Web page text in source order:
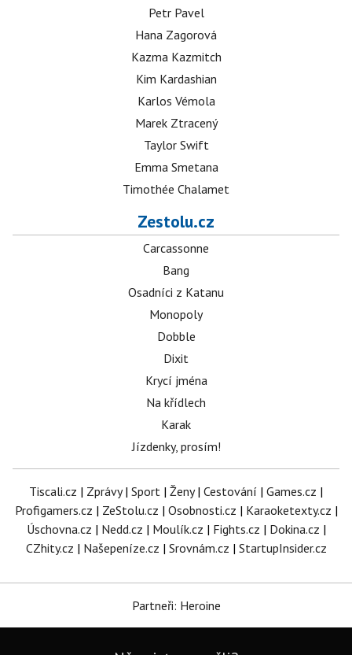
Petr Pavel
Hana Zagorová
Kazma Kazmitch
Kim Kardashian
Karlos Vémola
Marek Ztracený
Taylor Swift
Emma Smetana
Timothée Chalamet
Zestolu.cz
Carcassonne
Bang
Osadníci z Katanu
Monopoly
Dobble
Dixit
Krycí jména
Na křídlech
Karak
Jízdenky, prosím!
Tiscali.cz | Zprávy| Sport | Ženy| Cestování | Games.cz |
Profigamers.cz | ZeStolu.cz | Osobnosti.cz | Karaoketexty.cz |
Úschovna.cz | Nedd.cz | Moulík.cz | Fights.cz | Dokina.cz |
CZhity.cz | Našepeníze.cz | Srovnám.cz | StartupInsider.cz
Partneři: Heroine